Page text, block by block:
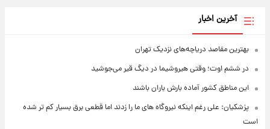
آخرین اخبار
بهترین مقاصد دریاچه‌های نزدیک تهران
در ششم اوت؛ وقتی هیروشیما در دیگ قیر می‌جوشید
این مناطق کشور آماده بارش باران باشند
پزشکیان: علی رغم اینکه نیروگاه های ما را زدند اما قطعی برق بسیار کم تر شده
است